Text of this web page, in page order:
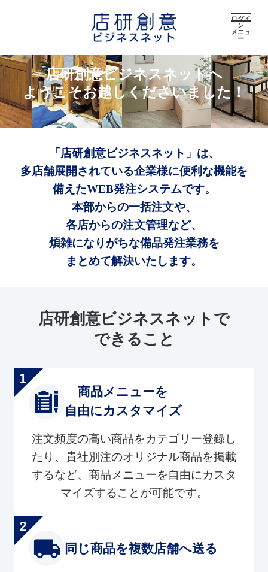
ログイ
ン
メニュ
ー
店研創意ビジネスネットへ
ようこそお越しくださいました！
「店研創意ビジネスネット」は、
多店舗展開されている企業様に便利な機能を
備えたWEB発注システムです。
本部からの一括注文や、
各店からの注文管理など、
煩雑になりがちな備品発注業務を
まとめて解決いたします。
店研創意ビジネスネットで
できること
商品メニューを
自由にカスタマイズ
注文頻度の高い商品をカテゴリー登録し
たり、貴社別注のオリジナル商品を掲載
するなど、商品メニューを自由にカスタ
マイズすることが可能です。
同じ商品を複数店舗へ送る